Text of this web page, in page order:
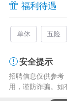
福利待遇
单休 五险
安全提示
招聘信息仅供参考
用，谨防诈骗。如